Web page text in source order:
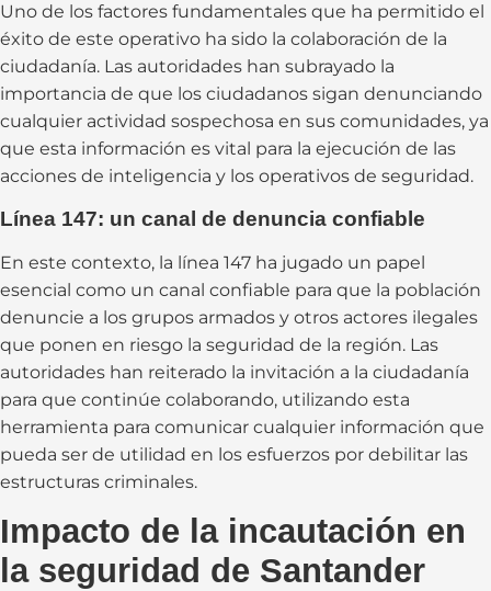
Uno de los factores fundamentales que ha permitido el
éxito de este operativo ha sido la colaboración de la
ciudadanía. Las autoridades han subrayado la
importancia de que los ciudadanos sigan denunciando
cualquier actividad sospechosa en sus comunidades, ya
que esta información es vital para la ejecución de las
acciones de inteligencia y los operativos de seguridad.
Línea 147: un canal de denuncia confiable
En este contexto, la línea 147 ha jugado un papel
esencial como un canal confiable para que la población
denuncie a los grupos armados y otros actores ilegales
que ponen en riesgo la seguridad de la región. Las
autoridades han reiterado la invitación a la ciudadanía
para que continúe colaborando, utilizando esta
herramienta para comunicar cualquier información que
pueda ser de utilidad en los esfuerzos por debilitar las
estructuras criminales.
Impacto de la incautación en
la seguridad de Santander